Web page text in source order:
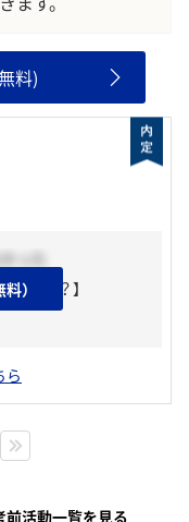
料)
った
したか？】
）
ら
活動一覧を見る